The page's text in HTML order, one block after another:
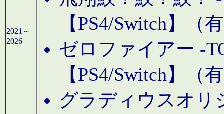
2021～
2026
【PS4/Switch】（
ゼロファイアー -
【PS4/Switch】（
グラディウスオリ